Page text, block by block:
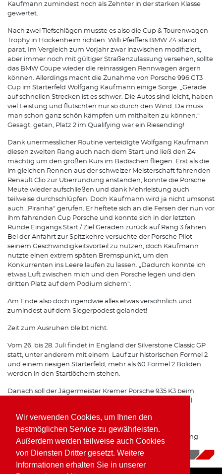
Wir verwenden Cookies, um Ihnen den
bestmöglichen Service zu gewährleisten.
Außerdem werden teilweise auch Cookies
von Diensten Dritter gesetzt. Weitere
Informationen erhalten Sie in unserer
Kaufmann zumindest noch als Zehnter in der starken Klasse
gewertet.
Nach zwei Tiefschlägen musste es also die Cup & Tourenwagen
Trophy in Hockenheim richten. Willi Pfeiffers BMW Z4 stand
parat. Im Vergleich zum Vorjahr zwar inzwischen modifiziert,
aber immer noch mit gültiger Straßenzulassung versehen, sollte
das BMW Coupe wieder die reinrassigen Rennwagen ärgern
können. Allerdings macht die Zunahme von Porsche 996 GT3
Cup im Starterfeld Wolfgang Kaufmann einige Sorge. „Gerade
auf schnellen Strecken ist es schwer. Die Autos sind leicht, haben
viel Leistung und flutschten nur so durch den Wind. Da muss
man schon ganz schön kämpfen um mithalten zu können.“
Gesagt, getan, Platz 2 im Qualifying war ein Riesending!
Dank unermesslicher Routine verteidigte Wolfgang Kaufmann
diesen zweiten Rang auch nach dem Start und ließ den Z4
mächtig um den großen Kurs im Badischen fliegen. Erst als die
im gleichen Rennen aus der schweizer Meisterschaft fahrenden
Renault Clio zur Überrundung anstanden, konnte die Porsche
Meute wieder aufschließen und dank Mehrleistung auch
teilweise durchschlüpfen. Doch Kaufmann wird ja nicht umsonst
auch „Piranha“ gerufen. Er heftete sich an die Fersen der nun vor
ihm fahrenden Cup Porsche und konnte sich in der letzten
Runde Eingangs Start / Ziel Geraden zurück auf Rang 3 fahren.
Bei der Anfahrt zur Spitzkehre versuchte der Porsche Pilot
seinem Geschwindigkeitsvorteil zu nutzen, doch Kaufmann
nutzte einen extrem späten Bremspunkt, um den
Konkurrenten ins Leere laufen zu lassen. „Dadurch konnte ich
etwas Luft zwischen mich und den Porsche legen und den
dritten Platz auf dem Podium sichern“.
Am Ende also doch irgendwie alles etwas versöhnlich und
zumindest auf dem Siegerpodest gelandet!
Zeit zum Ausruhen bleibt nicht.
Vom 26. bis 28. Juli findet in England der Silverstone Classic GP
statt, unter anderem mit einem Lauf zur historischen Formel 2
und einem riesigen Starterfeld, mehr als 60 Formel 2 Boliden
werden in den Startlöchern stehen.
Danach soll der Jägermeister Kremer Porsche 935 K3 beim
Das Team Porsche Kremer Racing gibt ALLES um diesen
Brenner Top vorbereitet beim Oldtimer GP am Nürburgring
15.07.2019